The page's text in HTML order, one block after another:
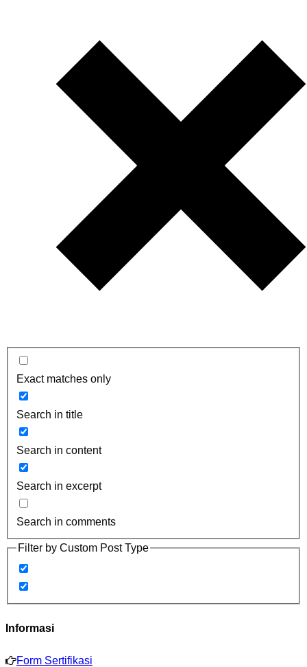
Exact matches only
Search in title
Search in content
Search in excerpt
Search in comments
Filter by Custom Post Type
Informasi
Form Sertifikasi